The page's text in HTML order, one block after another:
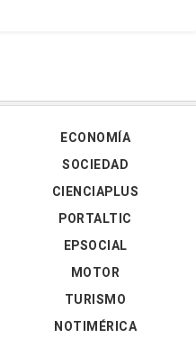
ECONOMÍA
SOCIEDAD
CIENCIAPLUS
PORTALTIC
EPSOCIAL
MOTOR
TURISMO
NOTIMÉRICA